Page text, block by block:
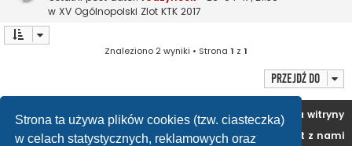
Strona ta używa plików cookies (tzw. ciasteczka)
w celach statystycznych, reklamowych oraz
w XV Ogólnopolski Zlot KTK 2017
Znaleziono 2 wyniki • Strona 1 z 1
Przejdź do
Portal Forum
Usuń ciasteczka witryny
Kontakt z nami